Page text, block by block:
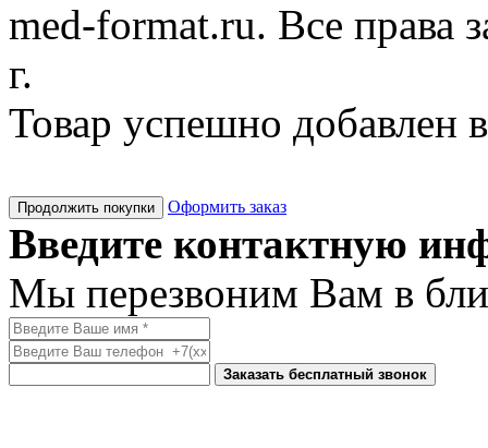
med-format.ru. Все
г.
Товар успешно добавлен
Продолжить покупки Оформить заказ
Введите контактную
Мы перезвоним Вам в
Заказать бесплатный звонок